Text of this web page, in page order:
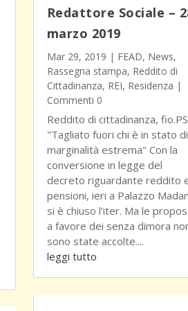
Redattore Sociale –
marzo 2019
Mar 29, 2019 | FEAD, News,
Rassegna stampa, Reddito di
Cittadinanza, REI, Residenza |
Commenti 0
Reddito di cittadinanza,
"Tagliato fuori chi è in stato di
marginalità estrema" Con la
conversione in legge del
decreto riguardante reddito
pensioni, ieri a Palazzo
si è chiuso l’iter. Ma le
a favore dei senza dimora
sono state accolte....
leggi tutto